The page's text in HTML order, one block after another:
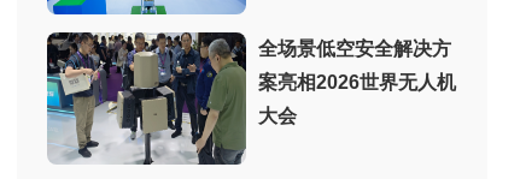
全场景低空安全解决方
案亮相2026世界无人机
大会